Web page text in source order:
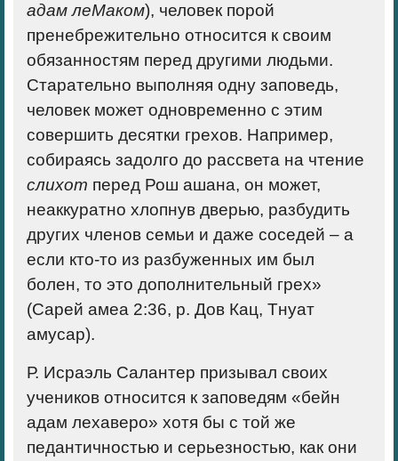
адам леМаком), человек порой
пренебрежительно относится к своим
обязанностям перед другими людьми.
Старательно выполняя одну заповедь,
человек может одновременно с этим
совершить десятки грехов. Например,
собираясь задолго до рассвета на чтение
слихот перед Рош ашана, он может,
неаккуратно хлопнув дверью, разбудить
других членов семьи и даже соседей – а
если кто-то из разбуженных им был
болен, то это дополнительный грех»
(Сарей амеа 2:36, р. Дов Кац, Тнуат
амусар).
Р. Исраэль Салантер призывал своих
учеников относится к заповедям «бейн
адам лехаверо» хотя бы с той же
педантичностью и серьезностью, как они